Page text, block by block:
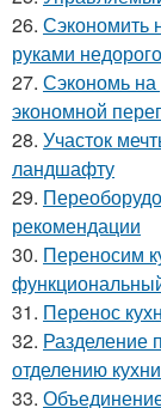
26. Сэкономить
руками недорого
27. Сэкономь на
экономной
28. Участок
ландшафту
29.
рекомендации
30. Переносим
31. Перенос
32. Разделение
отделению
33.